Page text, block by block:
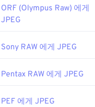
ORF (Olympus Raw) 에게
JPEG
Sony RAW 에게 JPEG
Pentax RAW 에게 JPEG
PEF 에게 JPEG